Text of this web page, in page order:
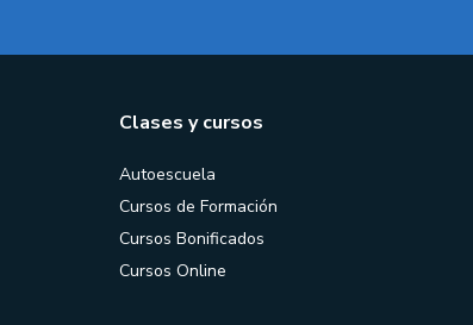
Clases y cursos
Autoescuela
Cursos de Formación
Cursos Bonificados
Cursos Online